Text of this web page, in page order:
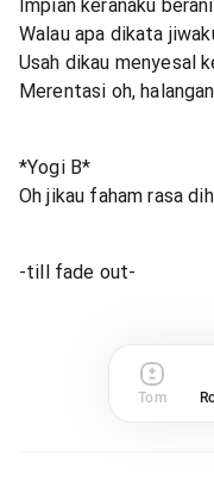
Impian keranaku berani
Walau apa dikata
Usah dikau menyesal
Merentasi oh,
*Yogi B*
Oh jikau faham rasa
-till fade out-
Tom